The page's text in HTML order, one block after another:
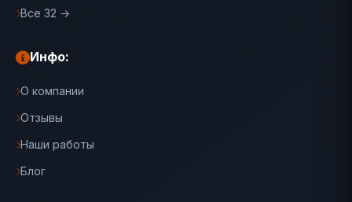
Все 32 →
Инфо:
О компании
Отзывы
Наши работы
Блог